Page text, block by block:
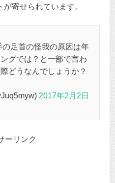
寄せられています。
の足首の怪我の原因は年
グでは？と一部で言わ
どうなんでしょうか？
2017年2月2日
ーリンク